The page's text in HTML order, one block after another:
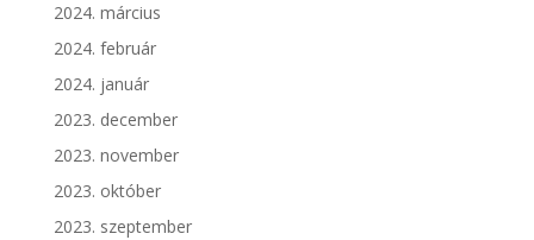
2024. március
2024. február
2024. január
2023. december
2023. november
2023. október
2023. szeptember